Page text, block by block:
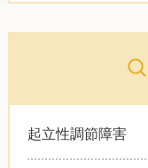
起立性調節障害